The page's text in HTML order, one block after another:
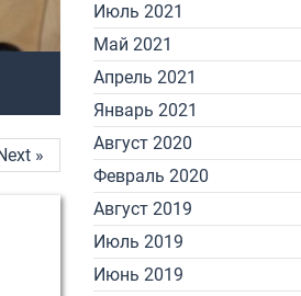
»
Июль 2021
Май 2021
Апрель 2021
Январь 2021
Август 2020
Февраль 2020
Август 2019
Июль 2019
Июнь 2019